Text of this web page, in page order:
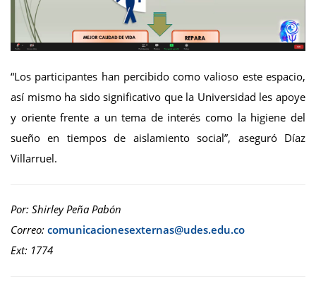
“Los participantes han percibido como valioso este espacio,
así mismo ha sido significativo que la Universidad les apoye
y oriente frente a un tema de interés como la higiene del
sueño en tiempos de aislamiento social”, aseguró Díaz
Villarruel.
Por: Shirley Peña Pabón
Correo:
Ext: 1774